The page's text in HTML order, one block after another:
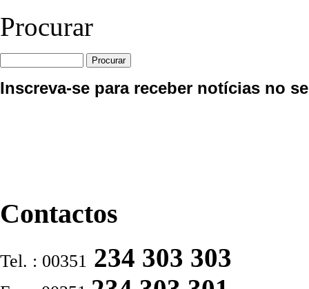
Procurar
Inscreva-se para receber notícias no
Contactos
Tel. : 00351 234 303 303